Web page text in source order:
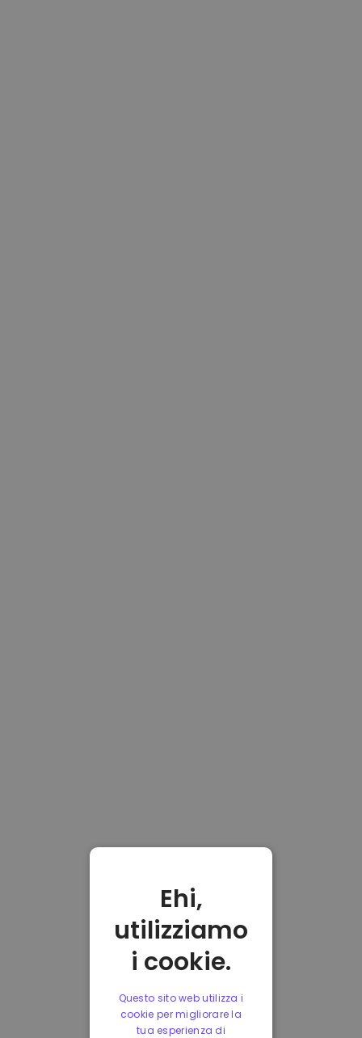
Ehi,
utilizziamo
i cookie.
Questo sito web utilizza i
cookie per migliorare la
tua esperienza di